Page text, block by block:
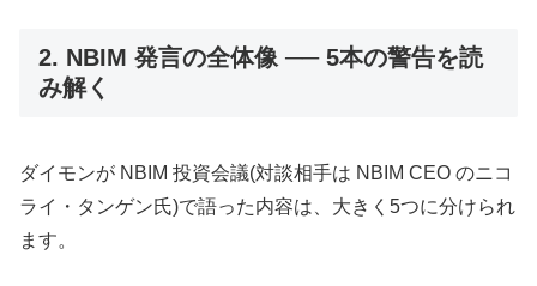
2. NBIM 発言の全体像 ── 5本の警告を読
み解く
ダイモンが NBIM 投資会議(対談相手は NBIM CEO のニコ
ライ・タンゲン氏)で語った内容は、大きく5つに分けられ
ます。